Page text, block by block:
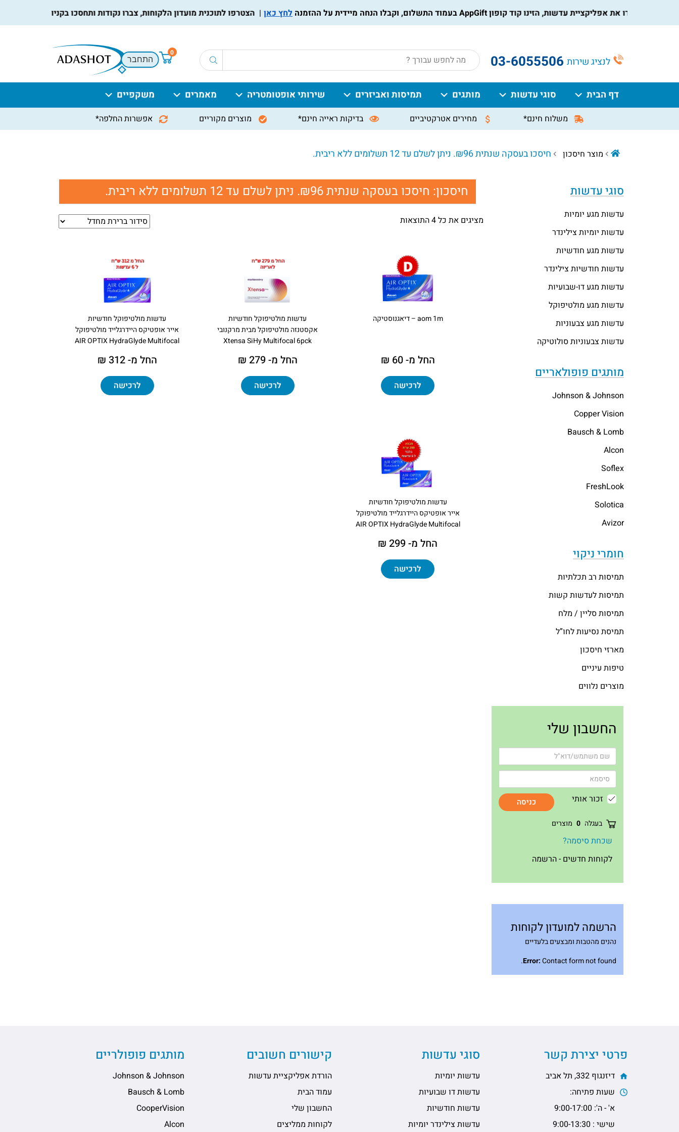
הורידו את אפליקציית עדשות, הזינו קוד קופון AppGift בעמוד התשלום, וקבלו הנחה מיידית על ההזמנה לחץ כאן הצטרפו לתוכנית מועדון הלקוחות, צברו נקודות ותחסכו בקניות הבאות, למידע
לנציג שירות 03-6055506
Products
search
0
התחבר
דף הבית סוגי עדשות מותגים תמיסות ואביזרים שירותי אופטומטריה מאמרים משקפיים
משלוח חינם* מחירים אטרקטיביים בדיקות ראייה חינם* מוצרים מקוריים אפשרות החלפה*
מוצר חיסכון חיסכו בעסקה שנתית ₪96. ניתן לשלם עד 12 תשלומים ללא ריבית.
סוגי עדשות
עדשות מגע יומיות
עדשות יומיות צילינדר
עדשות מגע חודשיות
עדשות חודשיות צילינדר
עדשות מגע דו-שבועיות
עדשות מגע מולטיפוקל
עדשות מגע צבעוניות
עדשות צבעוניות סולוטיקה
מותגים פופולאריים
Johnson & Johnson
Copper Vision
Bausch & Lomb
Alcon
Soflex
FreshLook
Solotica
Avizor
חומרי ניקוי
תמיסות רב תכלתיות
תמיסות לעדשות קשות
תמיסות סליין / מלח
תמיסת נסיעות לחו”ל
מארזי חיסכון
טיפות עיניים
מוצרים נלווים
החשבון שלי
זכור אותי כניסה
בעגלה 0 מוצרים
שכחת סיסמה?
לקוחות חדשים - הרשמה
הרשמה למועדון לקוחות
נהנים מהטבות ומבצעים בלעדיים
Error:Contact form not found.
חיסכון: חיסכו בעסקה שנתית ₪96. ניתן לשלם עד 12 תשלומים ללא ריבית.
מציגים את כל ⁦4⁩ התוצאות
aom 1m – דיאגנוסטיקה
החל מ- 60 ₪
לרכישה
עדשות מולטיפוקל חודשיות
אקסטנזה מולטיפוקל מבית מרקנובי
Xtensa SiHy Multifocal 6pck
החל מ- 279 ₪
לרכישה
עדשות מולטיפוקל חודשיות
אייר אופטיקס היידרגלייד מולטיפוקל
AIR OPTIX HydraGlyde Multifocal
החל מ- 312 ₪
לרכישה
עדשות מולטיפוקל חודשיות
אייר אופטיקס היידרגלייד מולטיפוקל
AIR OPTIX HydraGlyde Multifocal
החל מ- 299 ₪
לרכישה
פרטי יצירת קשר
דיזנגוף 332, תל אביב
שעות פתיחה:
א' - ה': 9:00-17:00
שישי : 9:00-13:30
סוגי עדשות
עדשות יומיות
עדשות דו שבועיות
עדשות חודשיות
עדשות צילינדר יומיות
קישורים חשובים
הורדת אפליקציית עדשות
עמוד הבית
החשבון שלי
לקוחות ממליצים
מותגים פופולריים
Johnson & Johnson
Bausch & Lomb
CooperVision
Alcon